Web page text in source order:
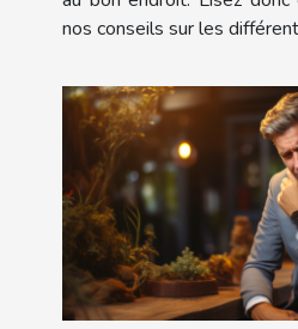
nos conseils sur les